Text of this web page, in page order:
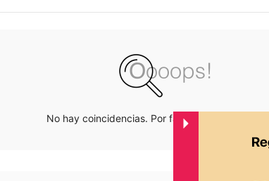
No hay coincidencias. Por favor inténtalo de